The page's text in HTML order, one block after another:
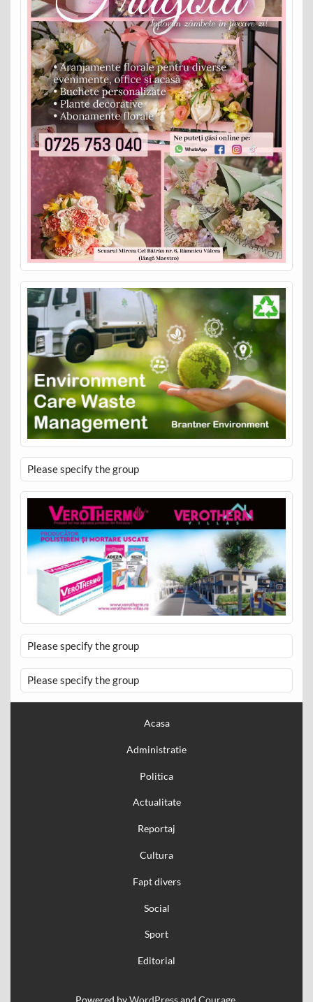
Please specify the group
Please specify the group
Please specify the group
Acasa
Administratie
Politica
Actualitate
Reportaj
Cultura
Fapt divers
Social
Sport
Editorial